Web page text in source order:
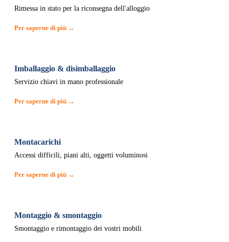
Rimessa in stato per la riconsegna dell'alloggio
Per saperne di più →
Imballaggio & disimballaggio
Servizio chiavi in mano professionale
Per saperne di più →
Montacarichi
Accessi difficili, piani alti, oggetti voluminosi
Per saperne di più →
Montaggio & smontaggio
Smontaggio e rimontaggio dei vostri mobili